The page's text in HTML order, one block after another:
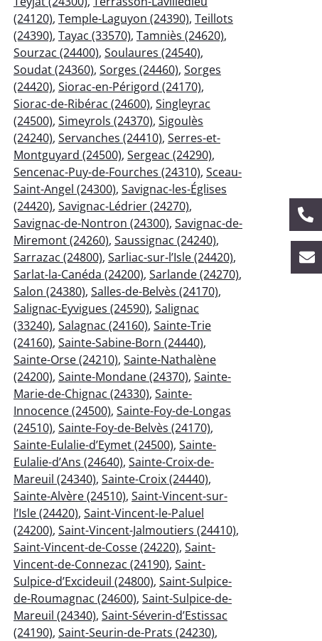
(24120), Temple-Laguyon (24390), Teillots
(24390), Tayac (33570), Tamniès (24620),
Sourzac (24400), Soulaures (24540),
Soudat (24360), Sorges (24460), Sorges
(24420), Siorac-en-Périgord (24170),
Siorac-de-Ribérac (24600), Singleyrac
(24500), Simeyrols (24370), Sigoulès
(24240), Servanches (24410), Serres-et-
Montguyard (24500), Sergeac (24290),
Sencenac-Puy-de-Fourches (24310), Sceau-
Saint-Angel (24300), Savignac-les-Églises
(24420), Savignac-Lédrier (24270),
Savignac-de-Nontron (24300), Savignac-de-
Miremont (24260), Saussignac (24240),
Sarrazac (24800), Sarliac-sur-l’Isle (24420),
Sarlat-la-Canéda (24200), Sarlande (24270),
Salon (24380), Salles-de-Belvès (24170),
Salignac-Eyvigues (24590), Salignac
(33240), Salagnac (24160), Sainte-Trie
(24160), Sainte-Sabine-Born (24440),
Sainte-Orse (24210), Sainte-Nathalène
(24200), Sainte-Mondane (24370), Sainte-
Marie-de-Chignac (24330), Sainte-
Innocence (24500), Sainte-Foy-de-Longas
(24510), Sainte-Foy-de-Belvès (24170),
Sainte-Eulalie-d’Eymet (24500), Sainte-
Eulalie-d’Ans (24640), Sainte-Croix-de-
Mareuil (24340), Sainte-Croix (24440),
Sainte-Alvère (24510), Saint-Vincent-sur-
l’Isle (24420), Saint-Vincent-le-Paluel
(24200), Saint-Vincent-Jalmoutiers (24410),
Saint-Vincent-de-Cosse (24220), Saint-
Vincent-de-Connezac (24190), Saint-
Sulpice-d’Excideuil (24800), Saint-Sulpice-
de-Roumagnac (24600), Saint-Sulpice-de-
Mareuil (24340), Saint-Séverin-d’Estissac
(24190), Saint-Seurin-de-Prats (24230),